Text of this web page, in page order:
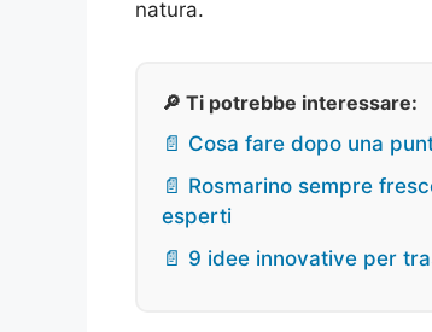
natura.
🔎 Ti potrebbe interessare:
📄 Cosa fare dopo una
📄 Rosmarino sempre
esperti
📄 9 idee innovative per